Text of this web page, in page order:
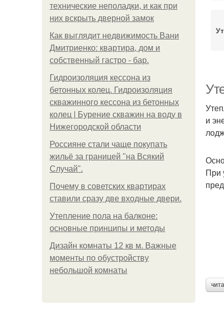
технические неполадки, и как при
них вскрыть дверной замок
Как выглядит недвижимость Вани
Дмитриенко: квартира, дом и
собственный гастро - бар.
Гидроизоляция кессона из
бетонных колец. Гидроизоляция
скважинного кессона из бетонных
колец | Бурение скважин на воду в
Нижегородской области
Россияне стали чаще покупать
жильё за границей "на Всякий
Случай".
Почему в советских квартирах
ставили сразу две входные двери.
Утепление пола на балконе:
основные принципы и методы
Дизайн комнаты 12 кв м. Важные
моменты по обустройству
небольшой комнаты
и
При